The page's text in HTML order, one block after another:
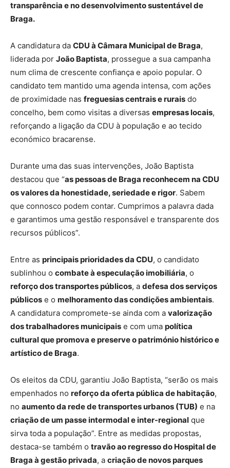
transparência e no desenvolvimento sustentável de
Braga.
A candidatura da CDU à Câmara Municipal de Braga,
liderada por João Baptista, prossegue a sua campanha
num clima de crescente confiança e apoio popular. O
candidato tem mantido uma agenda intensa, com ações
de proximidade nas freguesias centrais e rurais do
concelho, bem como visitas a diversas empresas locais,
reforçando a ligação da CDU à população e ao tecido
económico bracarense.
Durante uma das suas intervenções, João Baptista
destacou que “as pessoas de Braga reconhecem na CDU
os valores da honestidade, seriedade e rigor. Sabem
que connosco podem contar. Cumprimos a palavra dada
e garantimos uma gestão responsável e transparente dos
recursos públicos”.
Entre as principais prioridades da CDU, o candidato
sublinhou o combate à especulação imobiliária, o
reforço dos transportes públicos, a defesa dos serviços
públicos e o melhoramento das condições ambientais.
A candidatura compromete-se ainda com a valorização
dos trabalhadores municipais e com uma política
cultural que promova e preserve o património histórico e
artístico de Braga.
Os eleitos da CDU, garantiu João Baptista, “serão os mais
empenhados no reforço da oferta pública de habitação,
no aumento da rede de transportes urbanos (TUB) e na
criação de um passe intermodal e inter-regional que
sirva toda a população”. Entre as medidas propostas,
destaca-se também o travão ao regresso do Hospital de
Braga à gestão privada, a criação de novos parques